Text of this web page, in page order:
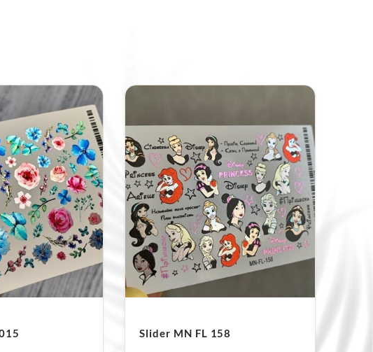
coat.
ook aflakken, maar maak met een schoon gel
schoon van overtollige topgel. Dan blijft het 3D
Slider MN FL 158